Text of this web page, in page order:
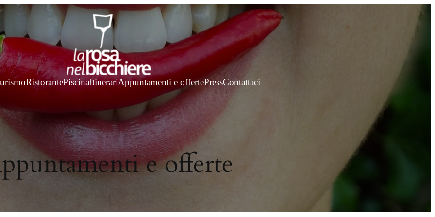
RistorantePiscinaItinerariAppuntamenti e offertePressContattaci
e offerte